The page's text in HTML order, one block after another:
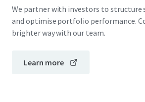
We partner with investors to structure
and optimise portfolio performance.
brighter way with our team.
Learn more